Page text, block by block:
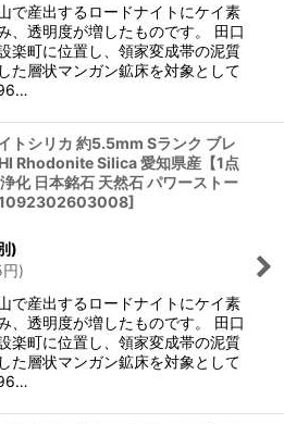
で産出するロードナイトにケイ素
、透明度が増したものです。 田口
楽町に位置し、領家変成帯の泥質
た層状マンガン鉱床を対象として
トシリカ 約5.5mm Sランク ブレ
Rhodonite Silica 愛知県産【1点
化 日本銘石 天然石 パワーストー
]
)
円)
で産出するロードナイトにケイ素
、透明度が増したものです。 田口
楽町に位置し、領家変成帯の泥質
た層状マンガン鉱床を対象として